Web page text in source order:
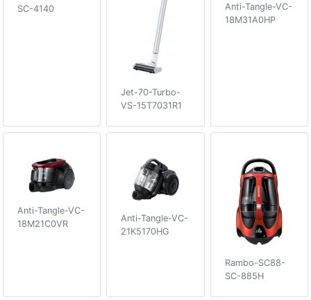
SC-4140
Jet-70-Turbo-
VS-15T7031R1
Anti-Tangle-VC-
18M31A0HP
Anti-Tangle-VC-
18M21C0VR
Anti-Tangle-VC-
21K5170HG
Rambo-SC88-
SC-885H